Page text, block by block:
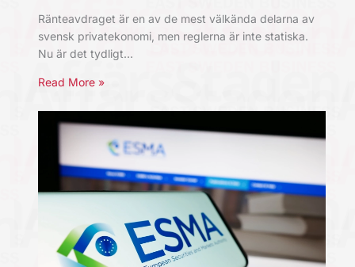
Ränteavdraget är en av de mest välkända delarna av
svensk privatekonomi, men reglerna är inte statiska.
Nu är det tydligt…
Read More »